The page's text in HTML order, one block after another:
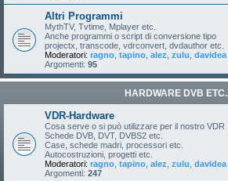
Altri Programmi
MythTV, Tvtime, Mplayer etc.
Anche programmi o script di conversione tipo
projectx, transcode, vdrconvert, dvdauthor etc.
Moderatori: ragno tapino alez zulu davidea
Argomenti: 95
HARDWARE DVB ETC.
VDR-Hardware
Cosa serve o si può utilizzare per il nostro VDR
Schede DVB, DVT, DVBS2 etc.
Case, schede madri, processori etc.
Autocostruzioni, progetti etc.
Moderatori: ragno tapino alez zulu davidea
Argomenti: 247